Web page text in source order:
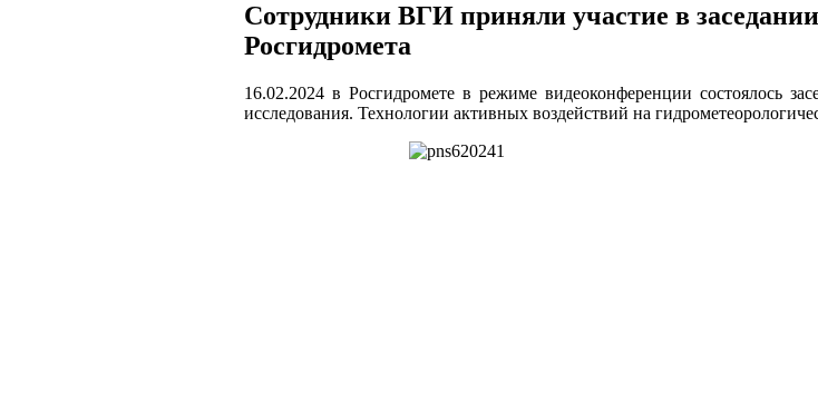
Сотрудники ВГИ приняли участие в
Росгидромета
16.02.2024 в Росгидромете в режиме видеоконференции состоялось
исследования. Технологии активных воздействий на